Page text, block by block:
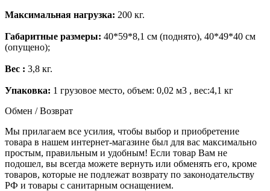
Максимальная нагрузка: 200 кг.
Габаритные размеры: 40*59*8,1 см (поднято), 40*49*40 см
(опущено);
Вес : 3,8 кг.
Упаковка: 1 грузовое место, объем: 0,02 м3 , вес:4,1 кг
Обмен / Возврат
Мы прилагаем все усилия, чтобы выбор и приобретение
товара в нашем интернет-магазине был для вас максимально
простым, правильным и удобным! Если товар Вам не
подошел, вы всегда можете вернуть или обменять его, кроме
товаров, которые не подлежат возврату по законодательству
РФ и товары с санитарным оснащением.